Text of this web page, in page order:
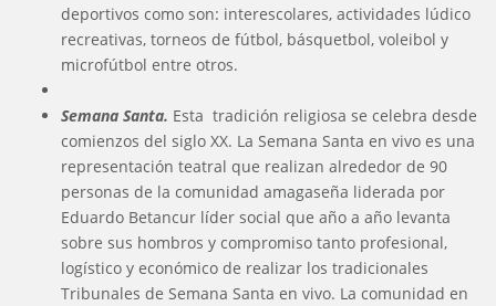
deportivos como son: interescolares, actividades lúdico
recreativas, torneos de fútbol, básquetbol, voleibol y
microfútbol entre otros.
Semana Santa. Esta tradición religiosa se celebra desde
comienzos del siglo XX. La Semana Santa en vivo es una
representación teatral que realizan alrededor de 90
personas de la comunidad amagaseña liderada por
Eduardo Betancur líder social que año a año levanta
sobre sus hombros y compromiso tanto profesional,
logístico y económico de realizar los tradicionales
Tribunales de Semana Santa en vivo. La comunidad en